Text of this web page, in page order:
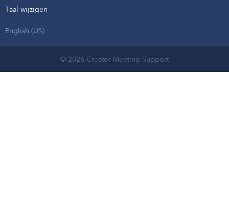
Taal wijzigen
English (US)
© 2026 Creator Meeting Support